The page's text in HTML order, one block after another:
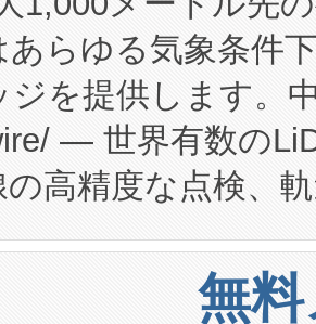
ての費用負担を大
を大幅に拡大する
Continuous
は、施設設計・
術移転および知的
ーニングカリキュ
商用化段階におけ
は、日本にあ
ー貯蔵システム（
独自のAI搭載プラ
導入、運用に至る
し、確保する事
るデータセンター
あらゆる気象条件
ジを提供します。
— 世界有数の
高精度な点検、
おけるバルク材
ン「Avia 2」を発
無